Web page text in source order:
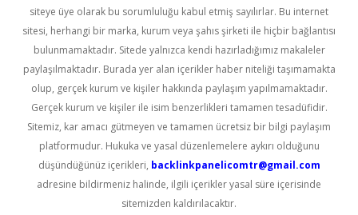
siteye üye olarak bu sorumluluğu kabul etmiş sayılırlar. Bu internet
sitesi, herhangi bir marka, kurum veya şahıs şirketi ile hiçbir bağlantısı
bulunmamaktadır. Sitede yalnızca kendi hazırladığımız makaleler
paylaşılmaktadır. Burada yer alan içerikler haber niteliği taşımamakta
olup, gerçek kurum ve kişiler hakkında paylaşım yapılmamaktadır.
Gerçek kurum ve kişiler ile isim benzerlikleri tamamen tesadüfidir.
Sitemiz, kar amacı gütmeyen ve tamamen ücretsiz bir bilgi paylaşım
platformudur. Hukuka ve yasal düzenlemelere aykırı olduğunu
düşündüğünüz içerikleri, backlinkpanelicomtr@gmail.com
adresine bildirmeniz halinde, ilgili içerikler yasal süre içerisinde
sitemizden kaldırılacaktır.